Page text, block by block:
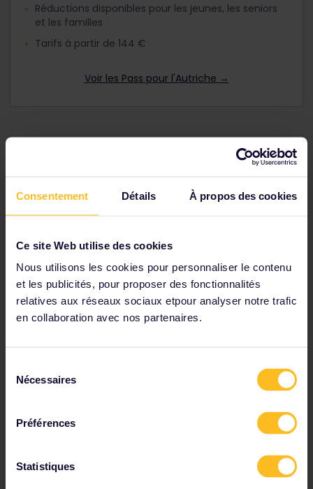
Consentement Détails À propos des cookies
Ce site Web utilise des cookies
Nous utilisons les cookies pour personnaliser le contenu
et les publicités, pour proposer des fonctionnalités
relatives aux réseaux sociaux etpour analyser notre trafic
en collaboration avec nos partenaires.
Nécessaires
Préférences
Statistiques
Réductions disponibles pour les jeunes, les seniors
et les familles
Tarifs à partir de 144 €
Voir les Pass pour l'Autriche →
Vous permet de voyager en train dans
européens, dont
Réductions disponibles pour les jeunes, les seniors
Voir le Pass Global →
Conseils et astuces pour
Les principales gares ferroviaires